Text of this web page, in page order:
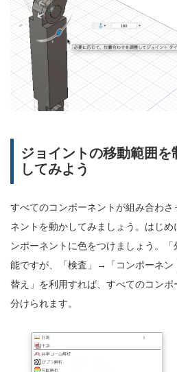
ジョイントの移動範囲
してみよう
すべてのコンポーネントが組み合わ
ネントを動かしてみましょう。はじ
ンポーネントに色をつけましょう。
能ですが、「検査」→「コンポーネン
替え」を利用すれば、すべてのコンポ
分けられます。